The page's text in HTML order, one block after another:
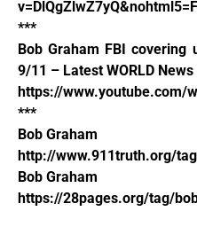
***
Bob Graham FBI covering
9/11 – Latest WORLD
https://www.youtube.com/
***
Bob Graham
http://www.911truth.org/
Bob Graham
https://28pages.org/tag/